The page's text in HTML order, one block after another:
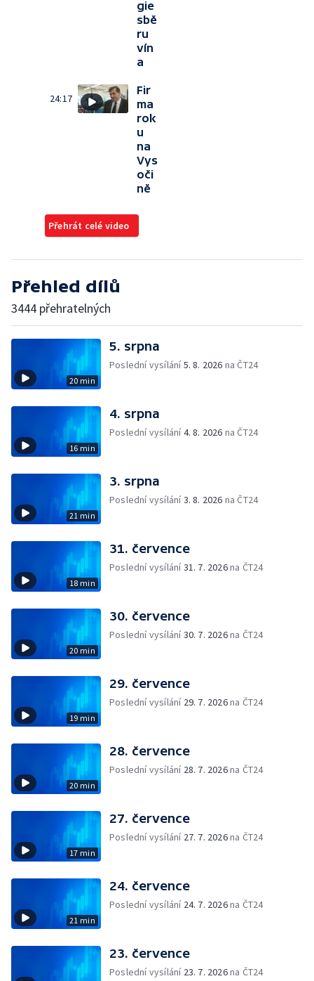
gie
sbě
ru
vín
a
24:17
Fir
ma
rok
u
na
Vys
oči
ně
Přehrát celé video
Přehled dílů
3444 přehratelných
20 min
5. srpna
Poslední vysílání5. 8. 2026 na ČT24
16 min
4. srpna
Poslední vysílání4. 8. 2026 na ČT24
21 min
3. srpna
Poslední vysílání3. 8. 2026 na ČT24
18 min
31. července
Poslední vysílání31. 7. 2026na ČT24
20 min
30. července
Poslední vysílání30. 7. 2026na ČT24
19 min
29. července
Poslední vysílání 29. 7. 2026na ČT24
20 min
28. července
Poslední vysílání 28. 7. 2026na ČT24
17 min
27. července
Poslední vysílání 27. 7. 2026na ČT24
21 min
24. července
Poslední vysílání 24. 7. 2026na ČT24
23. července
Poslední vysílání 23. 7. 2026na ČT24